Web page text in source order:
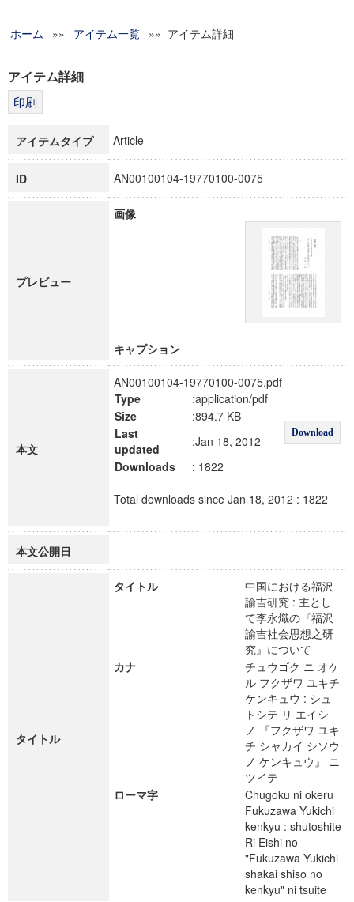
グローバルリサーチインスティテュート
科学研究費補助金研究成果報告書
博士課程教育リーディングプログラム「超成熟社会発展のサ
ホーム »» アイテム一覧 »» アイテム詳細
アイテム詳細
アイテムタイプ Article
ID AN00100104-19770100-0075
プレビュー
画像
キャプション
本文
AN00100104-19770100-0075.pdf
Type
:application/pdf
Download
Size
:894.7 KB
Last
updated
:Jan 18, 2012
Downloads
: 1822
Total downloads since Jan 18, 2012 : 1822
本文公開日
タイトル
タイトル
中国における福沢
諭吉研究 : 主とし
て李永熾の『福沢
諭吉社会思想之研
究』について
カナ
チュウゴク ニ オケ
ル フクザワ ユキチ
ケンキュウ : シュ
トシテ リ エイシ
ノ 『フクザワ ユキ
チ シャカイ シソウ
ノ ケンキュウ』 ニ
ツイテ
ローマ字
Chugoku ni okeru
Fukuzawa Yukichi
kenkyu : shutoshite
Ri Eishi no
"Fukuzawa Yukichi
shakai shiso no
kenkyu" ni tsuite